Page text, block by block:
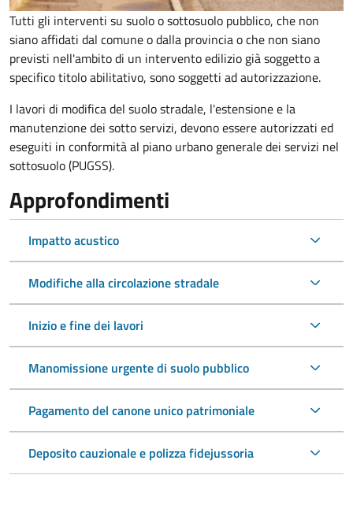
Tutti gli interventi su suolo o sottosuolo pubblico, che non
siano affidati dal comune o dalla provincia o che non siano
previsti nell'ambito di un intervento edilizio già soggetto a
specifico titolo abilitativo, sono soggetti adautorizzazione.
I lavori di modifica del suolo stradale, l'estensione e la
manutenzione dei sotto servizi, devono essere autorizzati ed
eseguiti in conformità al piano urbano generale dei servizi nel
sottosuolo (PUGSS).
Approfondimenti
Impatto acustico
Modifiche alla circolazione stradale
Inizio e fine dei lavori
Manomissione urgente di suolo pubblico
Pagamento del canone unico patrimoniale
Deposito cauzionale e polizza fidejussoria